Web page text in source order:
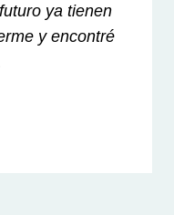
ya tienen
y encontré